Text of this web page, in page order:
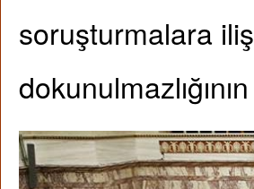
soruşturmalara